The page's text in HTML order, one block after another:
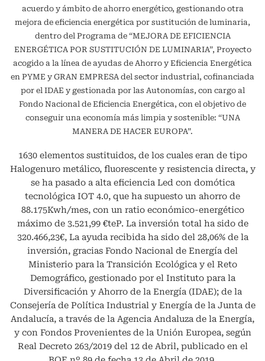
acuerdo y ámbito de ahorro energético, gestionando otra
mejora de eficiencia energética por sustitución de luminaria,
dentro del Programa de “MEJORA DE EFICIENCIA
ENERGÉTICA POR SUSTITUCIÓN DE LUMINARIA”, Proyecto
acogido a la línea de ayudas de Ahorro y Eficiencia Energética
en PYME y GRAN EMPRESA del sector industrial, cofinanciada
por el IDAE y gestionada por las Autonomías, con cargo al
Fondo Nacional de Eficiencia Energética, con el objetivo de
conseguir una economía más limpia y sostenible: “UNA
MANERA DE HACER EUROPA”.
1630 elementos sustituidos, de los cuales eran de tipo
Halogenuro metálico, fluorescente y resistencia directa, y
se ha pasado a alta eficiencia Led con domótica
tecnológica IOT 4.0, que ha supuesto un ahorro de
88.175Kwh/mes, con un ratio económico-energético
máximo de 3.521,99 €teP. La inversión total ha sido de
320.466,23€, La ayuda recibida ha sido del 28,06% de la
inversión, gracias Fondo Nacional de Energía del
Ministerio para la Transición Ecológica y el Reto
Demográfico, gestionado por el Instituto para la
Diversificación y Ahorro de la Energía (IDAE); de la
Consejería de Política Industrial y Energía de la Junta de
Andalucía, a través de la Agencia Andaluza de la Energía,
y con Fondos Provenientes de la Unión Europea, según
Real Decreto 263/2019 del 12 de Abril, publicado en el